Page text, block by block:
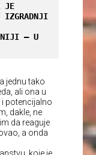
JE
IZGRADNJI
– U
jednu tako
ali ona u
potencijalno
dakle, ne
da reaguje
a onda